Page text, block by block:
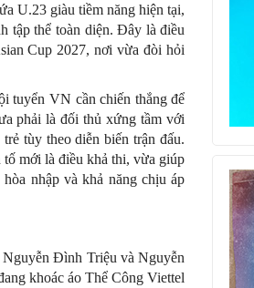
U.23 giàu tiềm năng hiện tại,
tập thể toàn diện. Đây là điều
Cup 2027, nơi vừa đòi hỏi
tuyển VN cần chiến thắng để
phải là đối thủ xứng tầm với
tùy theo diễn biến trận đấu.
mới là điều khả thi, vừa giúp
nhập và khả năng chịu áp
Đình Triệu và Nguyễn
khoác áo Thể Công Viettel